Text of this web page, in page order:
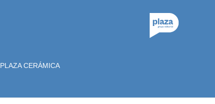
PLAZA CERÁMICA